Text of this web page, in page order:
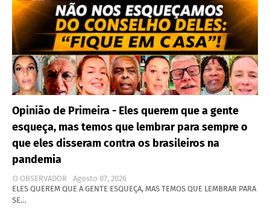
Opinião de Primeira - Eles querem que a gente
esqueça, mas temos que lembrar para sempre o
que eles disseram contra os brasileiros na
pandemia
O OBSERVADOR
Agosto 07, 2026
ELES QUEREM QUE A GENTE ESQUEÇA, MAS TEMOS QUE LEMBRAR PARA
SE…